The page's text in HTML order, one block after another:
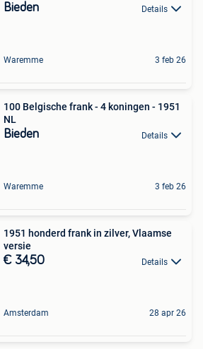
Bieden Details
Waremme 3 feb 26
100 Belgische frank - 4 koningen - 1951
NL
Bieden Details
Waremme 3 feb 26
1951 honderd frank in zilver, Vlaamse
versie
€ 34,50 Details
Amsterdam 28 apr 26